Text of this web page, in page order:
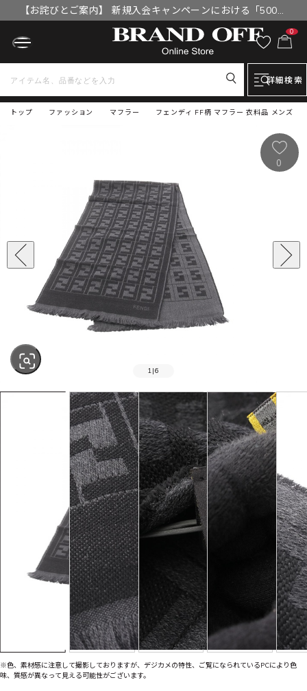
【お詫びとご案内】 新規入会キャンペーンにおける「500円
OFFクーポン」付与漏れと補填について
0
詳細検索
トップ フェンディ FF柄 マフラー 衣料品 メンズ
ファッション マフラー
1 |6
0
※色、素材感に注意して撮影しておりますが、デジカメの特性、ご覧になられているPCにより色
味、質感が異なって見える可能性がございます。